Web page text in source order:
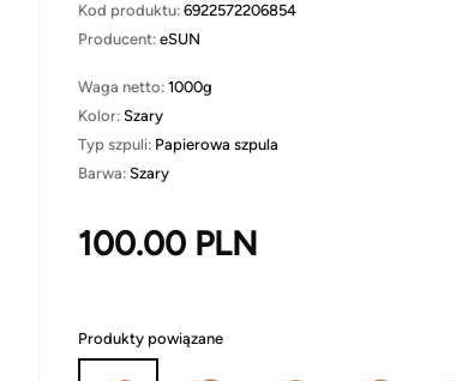
Kod produktu: 6922572206854
Producent: eSUN
Waga netto: 1000g
Kolor: Szary
Typ szpuli: Papierowa szpula
Barwa: Szary
100.00 PLN
Produkty powiązane